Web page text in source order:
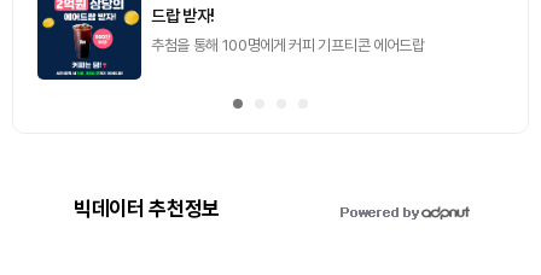
드랍 받자!
추첨을 통해 100명에게 커피 기프티콘 에어드랍
빅데이터 추천정보